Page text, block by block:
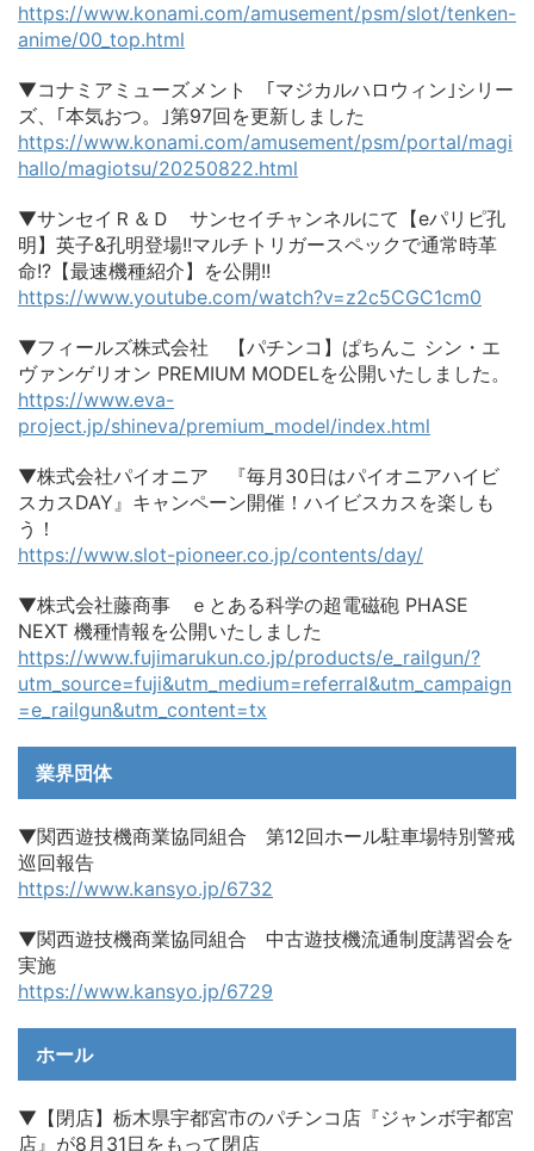
https://www.konami.com/amusement/psm/slot/tenken-
anime/00_top.html
▼コナミアミューズメント ｢マジカルハロウィン｣シリー
ズ、｢本気おつ。｣第97回を更新しました
https://www.konami.com/amusement/psm/portal/magi
hallo/magiotsu/20250822.html
▼サンセイＲ＆Ｄ サンセイチャンネルにて【eパリピ孔
明】英子&孔明登場!!マルチトリガースペックで通常時革
命!?【最速機種紹介】を公開!!
https://www.youtube.com/watch?v=z2c5CGC1cm0
▼フィールズ株式会社 【パチンコ】ぱちんこ シン・エ
ヴァンゲリオン PREMIUM MODELを公開いたしました。
https://www.eva-
project.jp/shineva/premium_model/index.html
▼株式会社パイオニア 『毎月30日はパイオニアハイビ
スカスDAY』キャンペーン開催！ハイビスカスを楽しも
う！
https://www.slot-pioneer.co.jp/contents/day/
▼株式会社藤商事 ｅとある科学の超電磁砲 PHASE
NEXT 機種情報を公開いたしました
https://www.fujimarukun.co.jp/products/e_railgun/?
utm_source=fuji&utm_medium=referral&utm_campaign
=e_railgun&utm_content=tx
業界団体
▼関西遊技機商業協同組合 第12回ホール駐車場特別警戒
巡回報告
https://www.kansyo.jp/6732
▼関西遊技機商業協同組合 中古遊技機流通制度講習会を
実施
https://www.kansyo.jp/6729
ホール
▼【閉店】栃木県宇都宮市のパチンコ店『ジャンボ宇都宮
店』が8月31日をもって閉店